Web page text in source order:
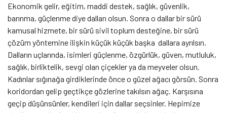
Ekonomik gelir, eğitim, maddi destek, sağlık, güvenlik,
barınma, güçlenme diye dalları olsun. Sonra o dallar bir sürü
kamusal hizmete, bir sürü sivil toplum desteğine, bir sürü
çözüm yöntemine ilişkin küçük küçük başka dallara ayrılsın.
Dalların uçlarında, isimleri güçlenme, özgürlük, güven, mutluluk,
sağlık, birliktelik, sevgi olan çiçekler ya da meyveler olsun.
Kadınlar sığınağa girdiklerinde önce o güzel ağacı görsün. Sonra
koridordan gelip geçtikçe gözlerine takılsın ağaç. Karşısına
geçip düşünsünler, kendileri için dallar seçsinler. Hepimize